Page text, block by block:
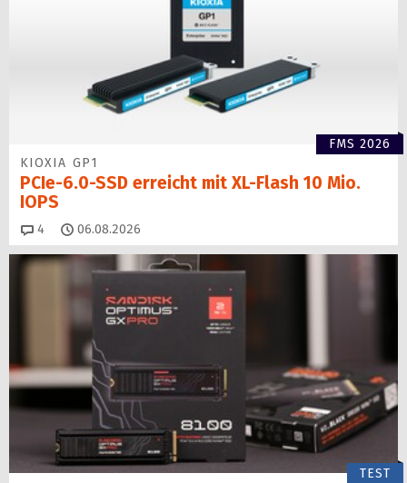
FMS 2026
KIOXIA GP1
PCIe-6.0-SSD erreicht mit XL-Flash 10 Mio.
IOPS
4 Kommentare
06.08.2026
TEST